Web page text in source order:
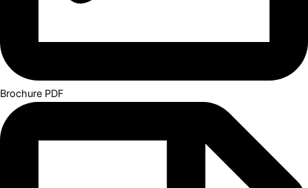
Brochure PDF